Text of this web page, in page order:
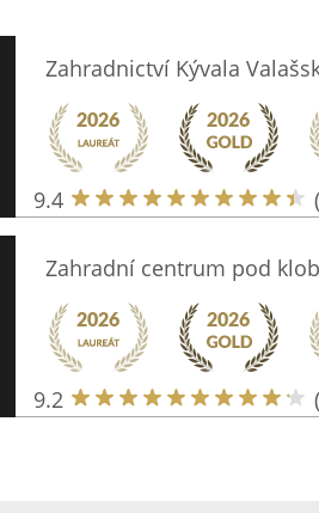
Zahradnictví Kývala
9.4
Zahradní centrum pod
9.2